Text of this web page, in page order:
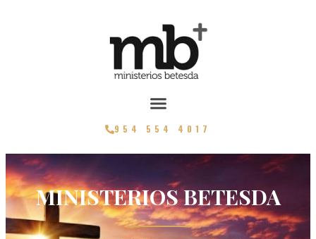
954 554 4017
MINISTERIOS BETESDA